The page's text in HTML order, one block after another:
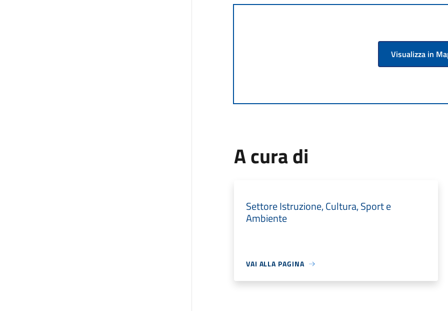
Visualizza in
A cura di
Settore Istruzione, Cultura, Sport e
Ambiente
VAI ALLA PAGINA